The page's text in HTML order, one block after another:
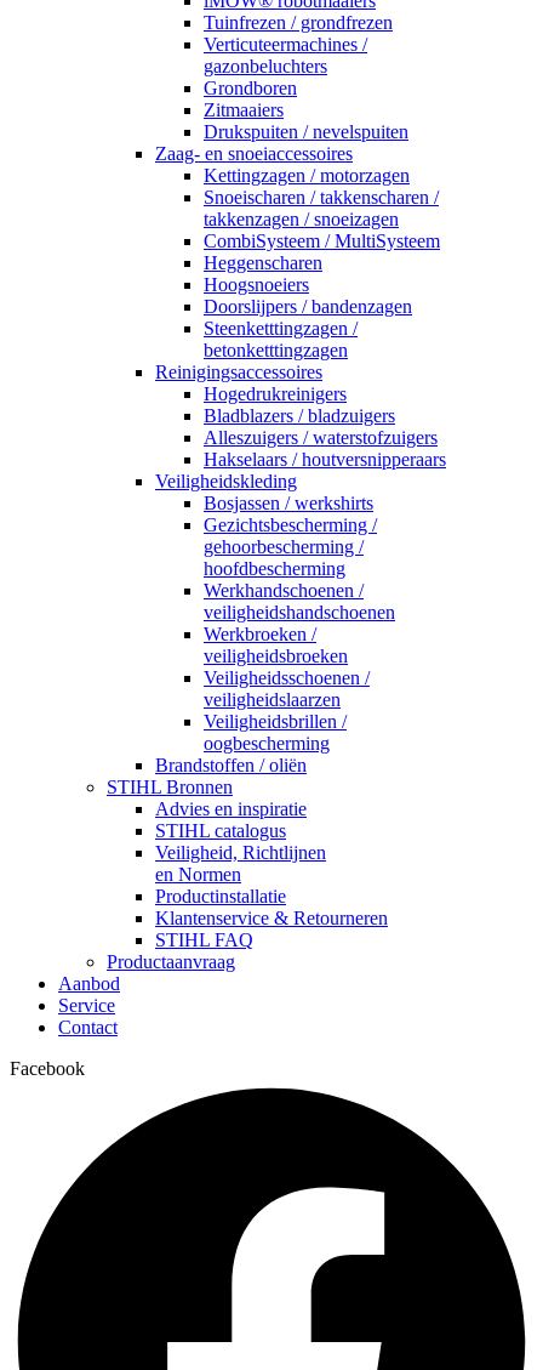
Tuinfrezen / grondfrezen
Verticuteermachines /
gazonbeluchters
Grondboren
Zitmaaiers
Drukspuiten / nevelspuiten
Zaag- en snoeiaccessoires
Kettingzagen / motorzagen
Snoeischaren / takkenscharen /
takkenzagen / snoeizagen
CombiSysteem / MultiSysteem
Heggenscharen
Hoogsnoeiers
Doorslijpers / bandenzagen
Steenketttingzagen /
betonketttingzagen
Reinigingsaccessoires
Hogedrukreinigers
Bladblazers / bladzuigers
Alleszuigers / waterstofzuigers
Hakselaars / houtversnipperaars
Veiligheidskleding
Bosjassen / werkshirts
Gezichtsbescherming /
gehoorbescherming /
hoofdbescherming
Werkhandschoenen /
veiligheidshandschoenen
Werkbroeken /
veiligheidsbroeken
Veiligheidsschoenen /
veiligheidslaarzen
Veiligheidsbrillen /
oogbescherming
Brandstoffen / oliën
STIHL Bronnen
Advies en inspiratie
STIHL catalogus
Veiligheid, Richtlijnen
en Normen
Productinstallatie
Klantenservice & Retourneren
STIHL FAQ
Productaanvraag
Aanbod
Service
Contact
Facebook